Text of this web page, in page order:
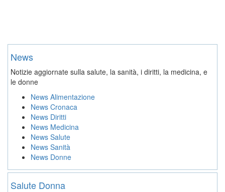
News
Notizie aggiornate sulla salute, la sanità, i diritti, la medicina, e
le donne
News Alimentazione
News Cronaca
News Diritti
News Medicina
News Salute
News Sanità
News Donne
Salute Donna